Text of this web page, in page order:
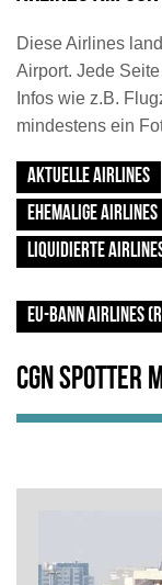
Diese Airlines
Airport. Jede
Infos wie z.B.
mindestens ein
AKTUELLE AIRLINES
EHEMALIGE AIRLINES
LIQUIDIERTE
EU-BANN AIRLINES
CGN Spotter